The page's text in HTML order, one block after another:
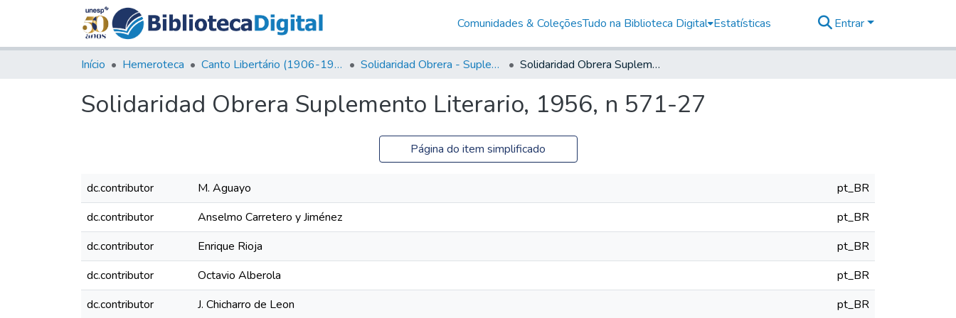
Comunidades & ColeçõesTudo na Biblioteca Digital Estatísticas Entrar
Início Hemeroteca Canto Libertário (1906-1995) Solidaridad Obrera - Suplemento Literario Solidaridad Obrera Suplemento Literario, 1956, n 571-27
Solidaridad Obrera Suplemento Literario, 1956, n 571-27
Página do item simplificado
dc.contributor M. Aguayo
pt_BR
dc.contributor
Anselmo Carretero y Jiménez
pt_BR
dc.contributor
Enrique Rioja
pt_BR
dc.contributor
Octavio Alberola
pt_BR
dc.contributor
J. Chicharro de Leon pt_BR